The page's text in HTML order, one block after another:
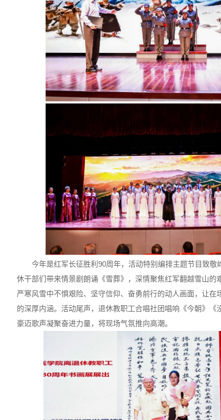
今年是红军长征胜利90周年，活动特别编排主题节目致敬
休干部们带来情景剧朗诵《雪葬》，深情聚焦红军翻越雪山的
严寒风雪中不惧艰险、坚守信仰、奋勇前行的动人画面，让在
的深厚内涵。活动尾声，退休教职工合唱社团唱响《今朝》《
豪迈歌声凝聚奋进力量，将现场气氛推向高潮。